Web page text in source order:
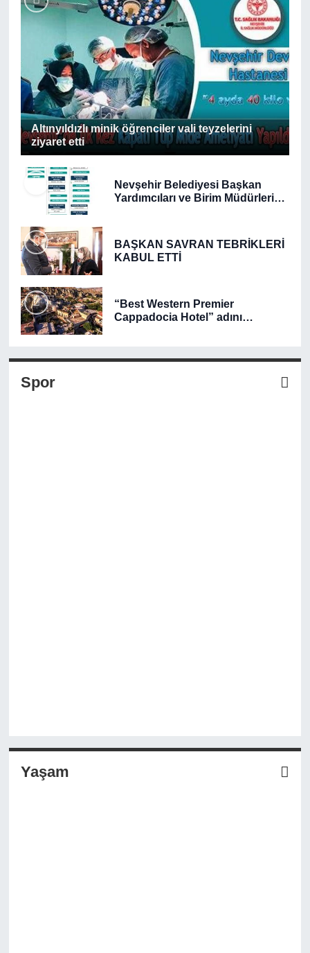
Altınyıldızlı minik öğrenciler vali teyzelerini
ziyaret etti
Nevşehir Belediyesi Başkan
Yardımcıları ve Birim Müdürleri
BAŞKAN SAVRAN TEBRİKLERİ
KABUL ETTİ
“Best Western Premier
Cappadocia Hotel” adını
Spor
Yaşam